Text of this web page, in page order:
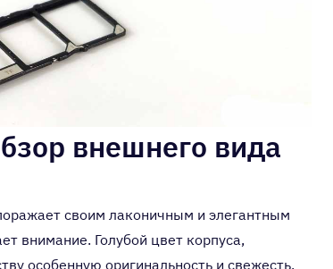
внешнего вида
своим лаконичным и элегантным
внимание. Голубой цвет корпуса,
особенную оригинальность и свежесть,